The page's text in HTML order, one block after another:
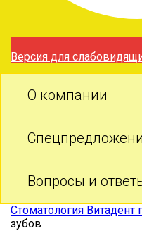
Версия для
О компании
Вопросы и
Стоматология
зубов